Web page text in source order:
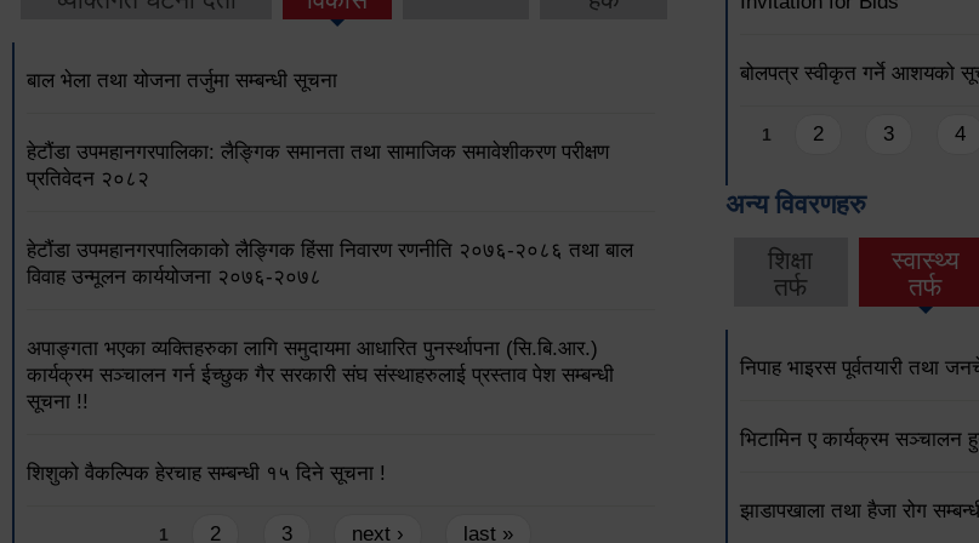
बाल भेला तथा योजना तर्जुमा सम्बन्धी सूचना
हेटौंडा उपमहानगरपालिका: लैङ्गिक समानता तथा सामाजिक समावेशीकरण परीक्षण
प्रतिवेदन २०८२
हेटौंडा उपमहानगरपालिकाको लैङ्गिक हिंसा निवारण रणनीति २०७६-२०८६ तथा बाल
विवाह उन्मूलन कार्ययोजना २०७६-२०७८
अपाङ्गता भएका व्यक्तिहरुका लागि समुदायमा आधारित पुनर्स्थापना (सि.बि.आर.)
कार्यक्रम सञ्चालन गर्न ईच्छुक गैर सरकारी संघ संस्थाहरुलाई प्रस्ताव पेश सम्बन्धी
सूचना !!
शिशुको वैकल्पिक हेरचाह सम्बन्धी १५ दिने सूचना !
1 2 3 next › last »
बोलपत्र स्वीकृत गर्ने आशयको
Pages
1 2 3 4
अन्य विवरणहरु
शिक्षा
तर्फ
स्वास्थ्य
तर्फ
निपाह भाइरस पूर्वतयारी तथा
भिटामिन ए कार्यक्रम सञ्चालन
झाडापखाला तथा हैजा रोग